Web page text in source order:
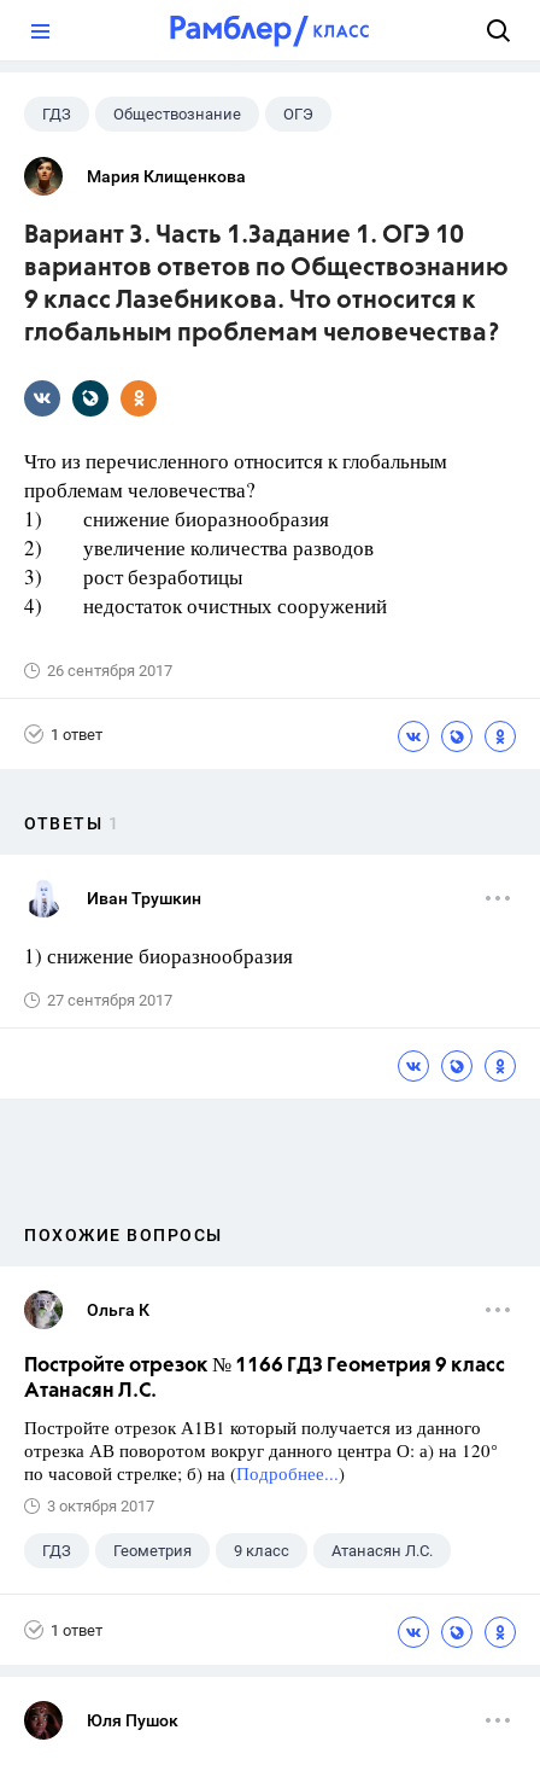
ГДЗ Обществознание ОГЭ
9 класс
Мария Клищенкова
Вариант 3. Часть 1.Задание 1. ОГЭ 10
вариантов ответов по Обществознанию
9 класс Лазебникова. Что относится к
глобальным проблемам человечества?
Что из перечисленного относится к глобальным
проблемам человечества?
1) снижение биоразнообразия
2) увеличение количества разводов
3) рост безработицы
4) недостаток очистных сооружений
26 сентября 2017
1 ответ
ОТВЕТЫ 1
Иван Трушкин
1) снижение биоразнообразия
27 сентября 2017
ПОХОЖИЕ ВОПРОСЫ
Ольга К
Постройте отрезок № 1166 ГДЗ Геометрия 9 класс
Атанасян Л.С.
Постройте отрезок А1В1 который получается из данного
отрезка АВ поворотом вокруг данного центра О: а) на 120°
по часовой стрелке; б) на (Подробнее...)
3 октября 2017
ГДЗ Геометрия 9 класс Атанасян Л.С.
1 ответ
Юля Пушок